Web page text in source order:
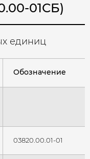
01СБ)
единиц
Обозначение
03820.00.01-01